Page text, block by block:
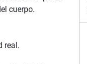
cuerpo.
real.